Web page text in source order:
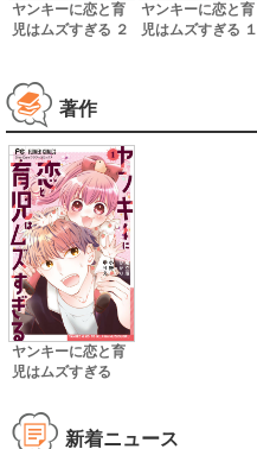
ヤンキーに恋と育
児はムズすぎる ２
ヤンキーに恋と育
児はムズすぎる １
著作
ヤンキーに恋と育
児はムズすぎる
新着ニュース